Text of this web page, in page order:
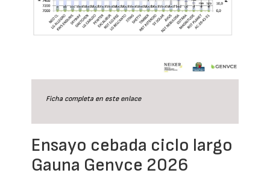
Ficha completa en este enlace
Ensayo cebada ciclo largo
Gauna Genvce 2026